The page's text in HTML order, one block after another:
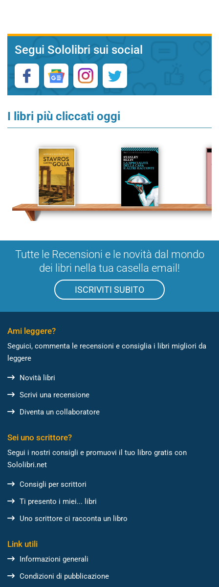
Segui Sololibri sui social
I libri più cliccati oggi
Tutte le Recensioni e le novità dal mondo
dei libri nella tua casella email!
ISCRIVITI SUBITO
Ami leggere?
Seguici, commenta le recensioni e consiglia i libri migliori da
leggere
Novità libri
Scrivi una recensione
Diventa un collaboratore
Sei uno scrittore?
Segui i nostri consigli e promuovi il tuo libro gratis con
Sololibri.net
Consigli per scrittori
Ti presento i miei... libri
Uno scrittore ci racconta un libro
Link utili
Informazioni generali
Condizioni di pubblicazione